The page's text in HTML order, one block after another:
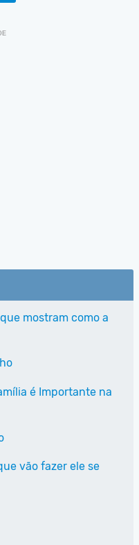
mostram como a
é Importante na
vão fazer ele se